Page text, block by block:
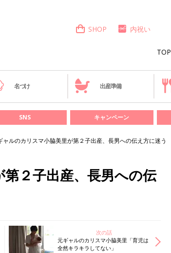
TOP
SHOP 内祝い
名づけ 出産準備
SNS キャンペーン
ャルのカリスマ小脇美里が第２子出産、長男への伝え方に迷う
２子出産、長男への伝
次の話
元ギャルのカリスマ小脇美里「育児は
全然キラキラしてない」